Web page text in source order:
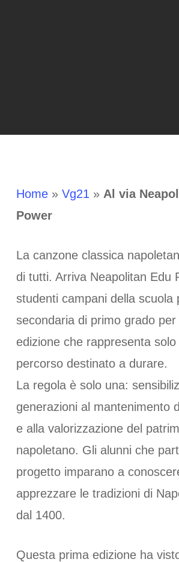
Home» Vg21 » Al via
Power
La canzone classica
di tutti. Arriva Neapolitan Edu
studenti campani della scuola
secondaria di primo grado
edizione che rappresenta solo
percorso destinato a durare.
La regola è solo una:
generazioni al mantenimento
e alla valorizzazione del
napoletano. Gli alunni che
progetto imparano a
apprezzare le tradizioni di
dal 1400.
Questa prima edizione ha